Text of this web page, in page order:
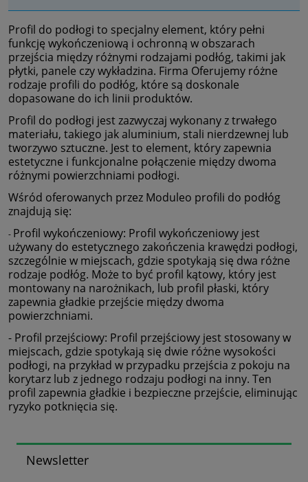
Profil do podłogi to specjalny element, który pełni
funkcję wykończeniową i ochronną w obszarach
przejścia między różnymi rodzajami podłóg, takimi jak
płytki, panele czy wykładzina. Firma Oferujemy różne
rodzaje profili do podłóg, które są doskonale
dopasowane do ich linii produktów.
Profil do podłogi jest zazwyczaj wykonany z trwałego
materiału, takiego jak aluminium, stali nierdzewnej lub
tworzywo sztuczne. Jest to element, który zapewnia
estetyczne i funkcjonalne połączenie między dwoma
różnymi powierzchniami podłogi.
Wśród oferowanych przez Moduleo profili do podłóg
znajdują się:
- Profil wykończeniowy: Profil wykończeniowy jest
używany do estetycznego zakończenia krawędzi podłogi,
szczególnie w miejscach, gdzie spotykają się dwa różne
rodzaje podłóg. Może to być profil kątowy, który jest
montowany na narożnikach, lub profil płaski, który
zapewnia gładkie przejście między dwoma
powierzchniami.
- Profil przejściowy: Profil przejściowy jest stosowany w
miejscach, gdzie spotykają się dwie różne wysokości
podłogi, na przykład w przypadku przejścia z pokoju na
korytarz lub z jednego rodzaju podłogi na inny. Ten
profil zapewnia gładkie i bezpieczne przejście, eliminując
ryzyko potknięcia się.
Newsletter